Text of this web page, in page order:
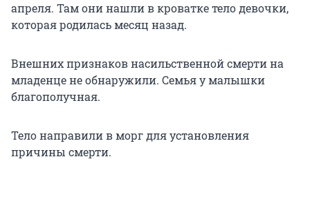
апреля. Там они нашли в кроватке тело девочки,
которая родилась месяц назад.
Внешних признаков насильственной смерти на
младенце не обнаружили. Семья у малышки
благополучная.
Тело направили в морг для установления
причины смерти.